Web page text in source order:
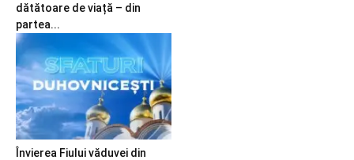
dătătoare de viață – din
partea...
Învierea Fiului văduvei din